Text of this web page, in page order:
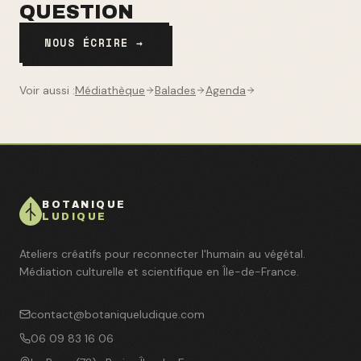
QUESTION
NOUS ÉCRIRE →
Voir aussi :Médiathèque Balades Agenda
BOTANIQUE
LUDIQUE
Ateliers créatifs pour reconnecter l'humain au végétal.
Médiation culturelle et scientifique en Île-de-France.
contact@botaniqueludique.com
06 09 83 16 06